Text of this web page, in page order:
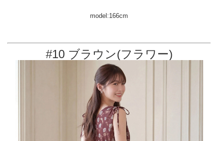
model:166cm
#10 ブラウン(フラワー)